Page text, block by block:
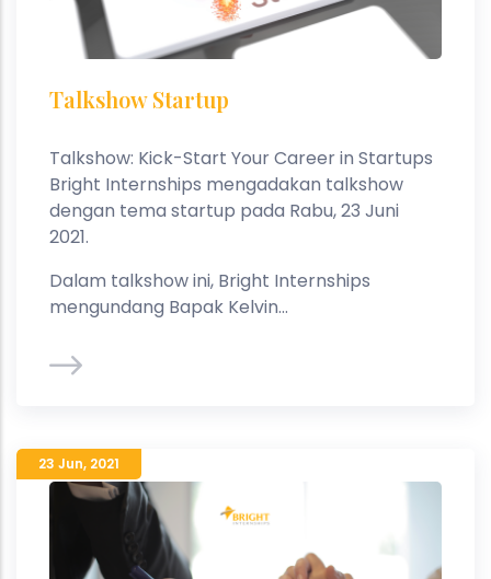
Talkshow Startup
Talkshow: Kick-Start Your Career in Startups
Bright Internships mengadakan talkshow
dengan tema startup pada Rabu, 23 Juni
2021.
Dalam talkshow ini, Bright Internships
mengundang Bapak Kelvin...
23 Jun, 2021